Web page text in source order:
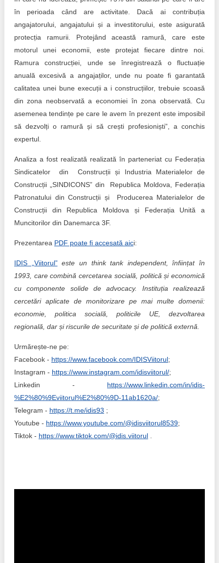
în perioada când are activitate. Dacă ai contribuția
angajatorului, angajatului și a investitorului, este asigurată
protecția ramurii. Protejând această ramură, care este
motorul unei economii, este protejat fiecare dintre noi.
Ramura construcției, unde se înregistrează o fluctuație
anuală excesivă a angajaților, unde nu poate fi garantată
calitatea unei bune execuții a i construcțiilor, trebuie scoasă
din zona neobservată a economiei în zona observată. Cu
asemenea tendințe pe care le avem în prezent este imposibil
să dezvolți o ramură și să crești profesioniști”, a conchis
expertul.
Analiza a fost realizată realizată în parteneriat cu Federația
Sindicatelor din Construcții și Industria Materialelor de
Construcții „SINDICONS” din Republica Moldova, Federația
Patronatului din Construcții și Producerea Materialelor de
Construcții din Republica Moldova și Federația Unită a
Muncitorilor din Danemarca 3F.
Prezentarea PDF poate fi accesată aici:
IDIS „Viitorul” este un think tank independent, înființat în
1993, care combină cercetarea socială, politică și economică
cu componente solide de advocacy. Instituția realizează
cercetări aplicate de monitorizare pe mai multe domenii:
economie, politica socială, politicile UE, dezvoltarea
regională, dar și riscurile de securitate și de politică externă.
Urmărește-ne pe:
Facebook - https://www.facebook.com/IDISViitorul;
Instagram - https://www.instagram.com/idisviitorul/;
Linkedin - https://www.linkedin.com/in/idis-
%E2%80%9Eviitorul%E2%80%9D-11ab1620a/;
Telegram - https://t.me/idis93 ;
Youtube - https://www.youtube.com/@idisviitorul8539;
Tiktok - https://www.tiktok.com/@idis.viitorul.